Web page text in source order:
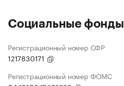
Социальные фонды
Регистрационный номер СФР
1217830171
Регистрационный номер ФОМС